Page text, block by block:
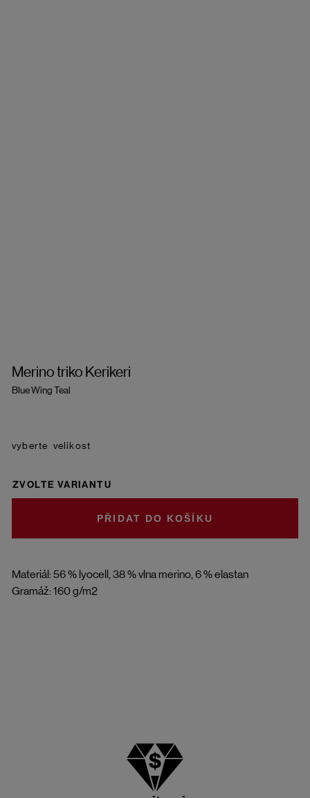
Merino triko Kerikeri
Blue Wing Teal
Materiál: 56 % lyocell, 38 % vlna merino, 6 % elastan
Gramáž: 160 g/m2
velikost
ZVOLTE VARIANTU
DO KOŠÍKU